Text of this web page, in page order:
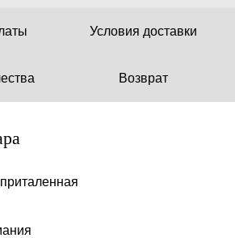
Условия доставки
Возврат